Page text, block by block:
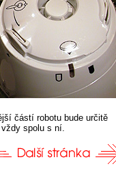
částí robotu bude určitě
spolu s ní.